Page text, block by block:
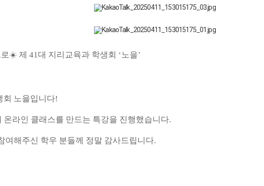
☀️ 제 41대 지리교육과 학생회 ‘노을’
회 노을입니다!
온라인 클래스를 만드는 특강을 진행했습니다.
여해주신 학우 분들께 정말 감사드립니다.